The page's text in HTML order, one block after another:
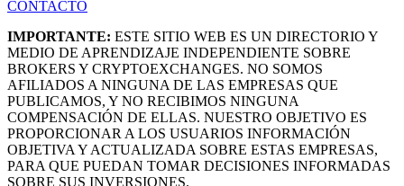
CONTACTO
IMPORTANTE: ESTE SITIO WEB ES UN DIRECTORIO Y
MEDIO DE APRENDIZAJE INDEPENDIENTE SOBRE
BROKERS Y CRYPTOEXCHANGES. NO SOMOS
AFILIADOS A NINGUNA DE LAS EMPRESAS QUE
PUBLICAMOS, Y NO RECIBIMOS NINGUNA
COMPENSACIÓN DE ELLAS. NUESTRO OBJETIVO ES
PROPORCIONAR A LOS USUARIOS INFORMACIÓN
OBJETIVA Y ACTUALIZADA SOBRE ESTAS EMPRESAS,
PARA QUE PUEDAN TOMAR DECISIONES INFORMADAS
SOBRE SUS INVERSIONES.